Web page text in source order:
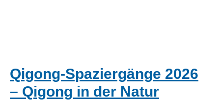
Qigong-Spaziergänge 2026
– Qigong in der Natur